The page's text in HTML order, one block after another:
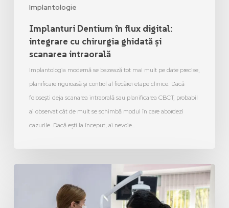
Implantologie
Implanturi Dentium în flux digital:
integrare cu chirurgia ghidată și
scanarea intraorală
Implantologia modernă se bazează tot mai mult pe date precise,
planificare riguroasă și control al fiecărei etape clinice. Dacă
folosești deja scanarea intraorală sau planificarea CBCT, probabil
ai observat cât de mult se schimbă modul în care abordezi
cazurile. Dacă ești la început, ai nevoie…